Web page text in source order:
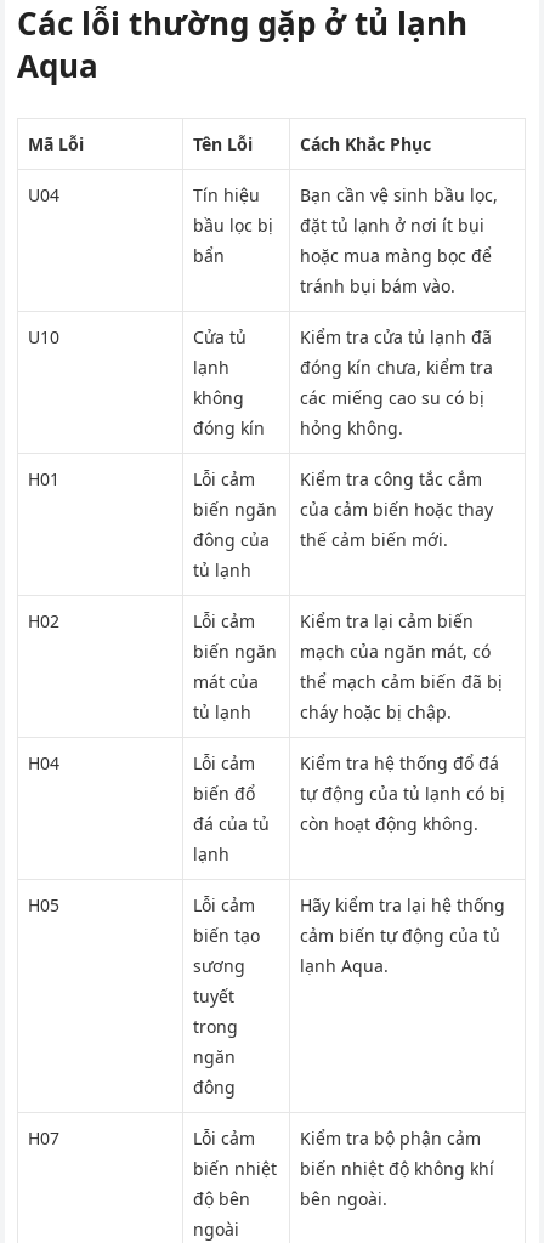
Các lỗi thường gặp ở tủ lạnh
Aqua
Mã Lỗi Tên Lỗi Cách Khắc Phục
U04
Tín hiệu
bầu lọc bị
bẩn
Bạn cần vệ sinh bầu lọc,
đặt tủ lạnh ở nơi ít bụi
hoặc mua màng bọc để
tránh bụi bám vào.
U10
Cửa tủ
lạnh
không
đóng kín
Kiểm tra cửa tủ lạnh đã
đóng kín chưa, kiểm tra
các miếng cao su có bị
hỏng không.
H01
Lỗi cảm
biến ngăn
đông của
tủ lạnh
Kiểm tra công tắc cắm
của cảm biến hoặc thay
thế cảm biến mới.
H02
Lỗi cảm
biến ngăn
mát của
tủ lạnh
Kiểm tra lại cảm biến
mạch của ngăn mát, có
thể mạch cảm biến đã bị
cháy hoặc bị chập.
H04
Lỗi cảm
biến đổ
đá của tủ
lạnh
Kiểm tra hệ thống đổ đá
tự động của tủ lạnh có bị
còn hoạt động không.
H05
Lỗi cảm
biến tạo
sương
tuyết
trong
ngăn
đông
Hãy kiểm tra lại hệ thống
cảm biến tự động của tủ
lạnh Aqua.
H07
Lỗi cảm
biến nhiệt
độ bên
ngoài
Kiểm tra bộ phận cảm
biến nhiệt độ không khí
bên ngoài.